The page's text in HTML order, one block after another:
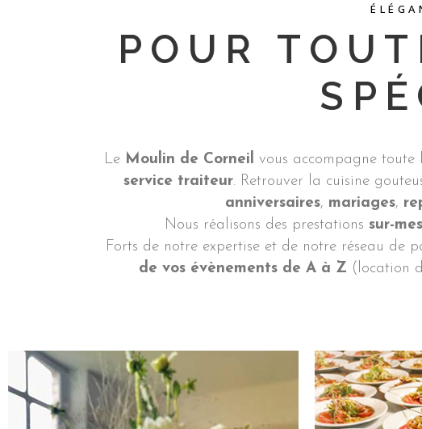
POUR
Le Moulin de Corneil vous accompagne toute
service traiteur. Retrouver la cuisine
anniversaires, mariages,
Nous réalisons des prestations sur-
Forts de notre expertise et de notre réseau de
de vos évènements de A à Z (location